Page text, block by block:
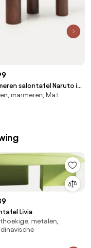
salontafel Naruto in
vorm, klein
marmeren, Mat
Livia
metalen,